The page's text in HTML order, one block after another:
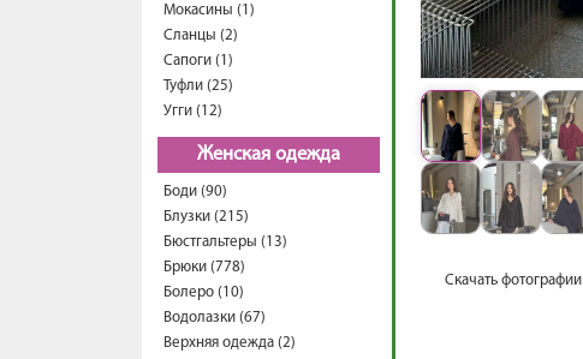
Мокасины (1)
Сланцы (2)
Сапоги (1)
Туфли (25)
Угги (12)
Женская одежда
Боди (90)
Блузки (215)
Бюстгальтеры (13)
Брюки (778)
Болеро (10)
Водолазки (67)
Верхняя одежда (2)
Скачать фотографии